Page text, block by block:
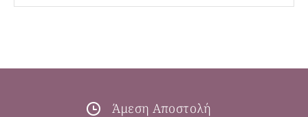
Άμεση Αποστολή